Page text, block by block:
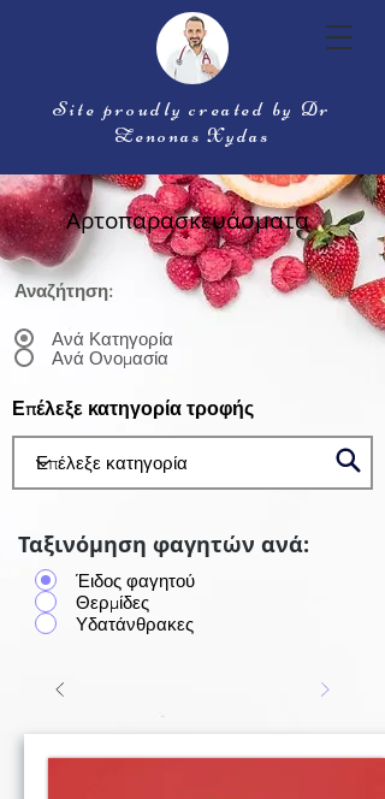
Site proudly created by Dr
Zenonas Xydas
Αρτοπαρασκευάσματα
Αναζήτηση:
Ανά Κατηγορία
Ανά Ονομασία
Επέλεξε κατηγορία τροφής
Ταξινόμηση φαγητών ανά:
Έιδος φαγητού
Θερμίδες
Υδατάνθρακες